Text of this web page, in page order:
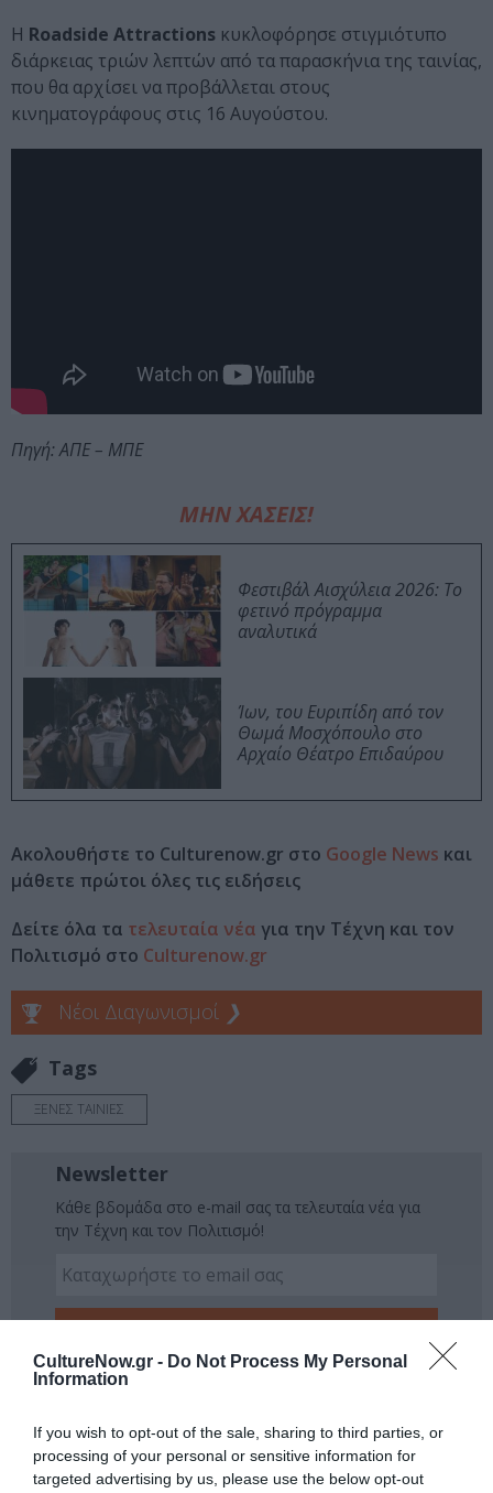
CultureNow.gr - Do Not Process My Personal
Information
If you wish to opt-out of the sale, sharing to third parties, or
processing of your personal or sensitive information for
targeted advertising by us, please use the below opt-out
Η Roadside Attractions κυκλοφόρησε στιγμιότυπο
διάρκειας τριών λεπτών από τα παρασκήνια της ταινίας,
που θα αρχίσει να προβάλλεται στους
κινηματογράφους στις 16 Αυγούστου.
Πηγή: ΑΠΕ – ΜΠΕ
ΜΗΝ ΧΑΣΕΙΣ!
Φεστιβάλ Αισχύλεια 2026: Το
φετινό πρόγραμμα
αναλυτικά
Ίων, του Ευριπίδη από τον
Θωμά Μοσχόπουλο στο
Αρχαίο Θέατρο Επιδαύρου
Ακολουθήστε το Culturenow.gr στο Google News και
μάθετε πρώτοι όλες τις ειδήσεις
Δείτε όλα τα τελευταία νέα για την Τέχνη και τον
Πολιτισμό στο Culturenow.gr
Νέοι Διαγωνισμοί ❯
Tags
ΞΕΝΕΣ ΤΑΙΝΙΕΣ
Newsletter
Κάθε βδομάδα στο e-mail σας τα τελευταία νέα για
την Τέχνη και τον Πολιτισμό!
Ακολουθήστε το Culturenow.gr